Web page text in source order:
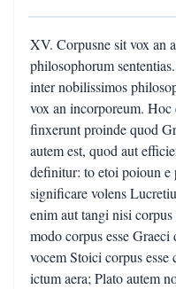
XV. Corpusne sit vox an
philosophorum
inter nobilissimos
vox an incorporeum.
finxerunt proinde quod
autem est, quod aut
definitur: to etoi poioun e
significare volens
enim aut tangi nisi
modo corpus esse
vocem Stoici corpus esse
ictum aera; Plato autem